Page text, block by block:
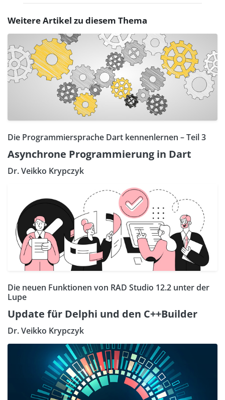
Weitere Artikel zu diesem Thema
Die Programmiersprache Dart kennenlernen – Teil 3
Asynchrone Programmierung in Dart
Dr. Veikko Krypczyk
Die neuen Funktionen von RAD Studio 12.2 unter der
Lupe
Update für Delphi und den C++Builder
Dr. Veikko Krypczyk